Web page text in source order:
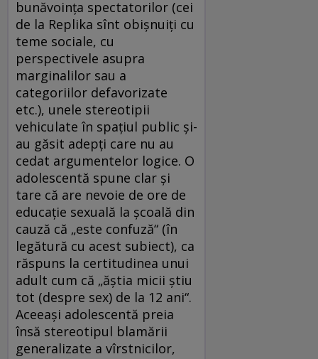
bunăvoinţa spectatorilor (cei
de la Replika sînt obişnuiţi cu
teme sociale, cu
perspectivele asupra
marginalilor sau a
categoriilor defavorizate
etc.), unele stereotipii
vehiculate în spaţiul public şi-
au găsit adepţi care nu au
cedat argumentelor logice. O
adolescentă spune clar şi
tare că are nevoie de ore de
educaţie sexuală la şcoală din
cauză că „este confuză“ (în
legătură cu acest subiect), ca
răspuns la certitudinea unui
adult cum că „ăştia micii ştiu
tot (despre sex) de la 12 ani“.
Aceeaşi adolescentă preia
însă stereotipul blamării
generalizate a vîrstnicilor,